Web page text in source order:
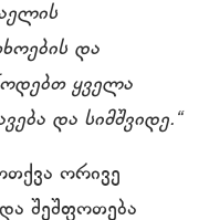
და
ყველა
და სიმშვიდე.“
ორივე
შეშფოთება